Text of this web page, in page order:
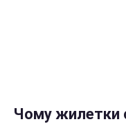
Чому жилетки